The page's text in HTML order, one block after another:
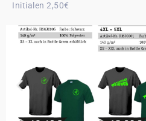
Initialen 2,50€